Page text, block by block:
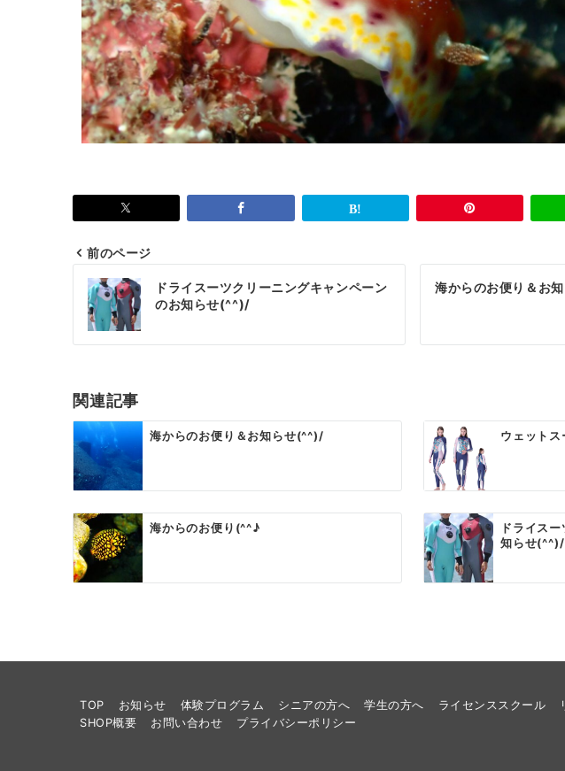
前のページ
ドライスーツクリーニングキャンペーン
のお知らせ(^^)/
海からのお便り＆お
関連記事
海からのお便り＆お知らせ(^^)/ ウェットス
海からのお便り(^^♪
ドライス
知らせ(^^)/
TOP お知らせ 体験プログラム シニアの方へ 学生の方へ ライセンススクール
SHOP概要
お問い合わせ プライバシーポリシー